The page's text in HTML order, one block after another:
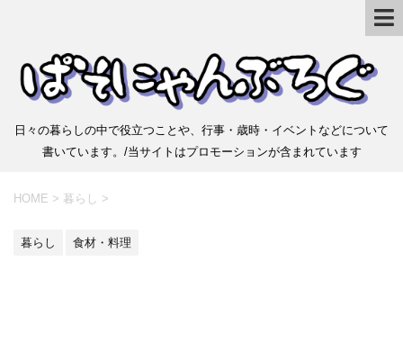
日々の暮らしの中で役立つことや、行事・歳時・イベントなどについて
書いています。/当サイトはプロモーションが含まれています
HOME > 暮らし >
暮らし 食材・料理